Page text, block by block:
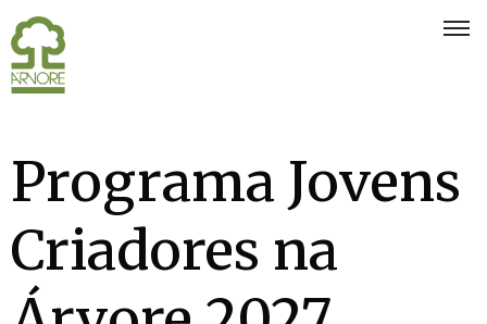
Eventos
Exposições
Associados
Programa Jovens
Criadores na